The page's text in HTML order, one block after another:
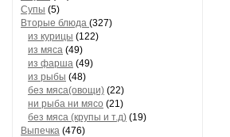
Супы (5)
Вторые блюда (327)
из курицы (122)
из мяса (49)
из фарша (49)
из рыбы (48)
без мяса(овощи) (22)
ни рыба ни мясо (21)
без мяса (крупы и т.д) (19)
Выпечка (476)